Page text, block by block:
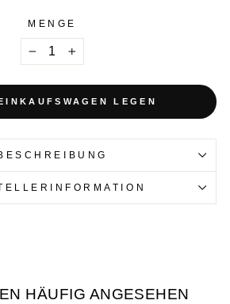
MENGE
LEGEN
HÄUFIG ANGESEHEN